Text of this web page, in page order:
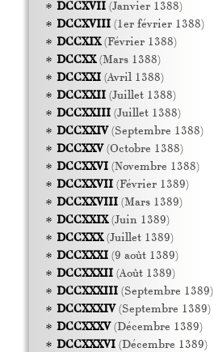
DCCXVII(Janvier 1388)
DCCXVIII(1er février 1388)
DCCXIX(Février 1388)
DCCXX(Mars 1388)
DCCXXI(Avril 1388)
DCCXXII(Juillet 1388)
DCCXXIII(Juillet 1388)
DCCXXIV(Septembre 1388)
DCCXXV(Octobre 1388)
DCCXXVI(Novembre 1388)
DCCXXVII(Février 1389)
DCCXXVIII(Mars 1389)
DCCXXIX(Juin 1389)
DCCXXX(Juillet 1389)
DCCXXXI(9 août 1389)
DCCXXXII(Août 1389)
DCCXXXIII(Septembre 1389)
DCCXXXIV(Septembre 1389)
DCCXXXV(Décembre 1389)
DCCXXXVI(Décembre 1389)